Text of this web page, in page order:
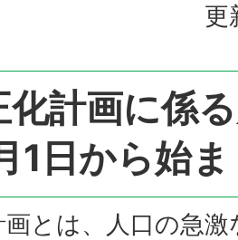
更
化計画に係
1日から始
とは、人口の急